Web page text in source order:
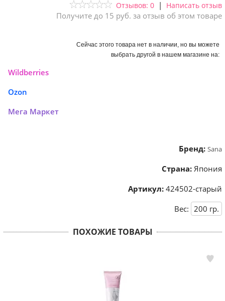
Отзывов: 0 | Написать отзыв
Получите до 15 руб. за отзыв об этом товаре
Сейчас этого товара нет в наличии, но вы можете
выбрать другой в нашем магазине на:
Wildberries
Ozon
Мега Маркет
Бренд: Sana
Страна: Япония
Артикул: 424502-старый
Вес: 200 гр.
ПОХОЖИЕ ТОВАРЫ